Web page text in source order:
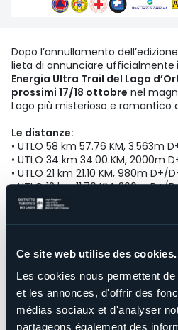
Ce site web utilise des cookies.
Les cookies nous permettent
et les annonces, d'offrir des
médias sociaux et d'analyser
partageons également des
Dopo l’annullamento
lieta di annunciare ufficialmente
Energia Ultra Trail del Lago
prossimi 17/18 ottobre nel
Lago più misterioso e romantico
Le distanze:
• UTLO 58 km 57.76 KM, 3.563m
• UTLO 34 km 34.00 KM, 2000m
• UTLO 21 km 21.10 KM, 980m
• UTLO 12 km 11.70 KM, 360m
• UTLINO Run | Domenica 18 ottobre
Novità: si corre anche nella
C’è molta attesa per il ritorno di
novità:una 15 km per 800 m
si terrà sabato 4 luglio alle
Summer Games di Omegna.
dal direttivo UTLO – che c’è